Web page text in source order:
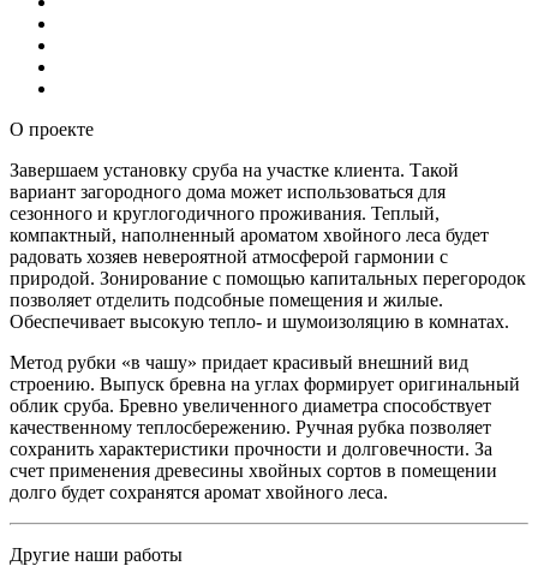
О проекте
Завершаем установку сруба на участке клиента. Такой
вариант загородного дома может использоваться для
сезонного и круглогодичного проживания. Теплый,
компактный, наполненный ароматом хвойного леса будет
радовать хозяев невероятной атмосферой гармонии с
природой. Зонирование с помощью капитальных перегородок
позволяет отделить подсобные помещения и жилые.
Обеспечивает высокую тепло- и шумоизоляцию в комнатах.
Метод рубки «в чашу» придает красивый внешний вид
строению. Выпуск бревна на углах формирует оригинальный
облик сруба. Бревно увеличенного диаметра способствует
качественному теплосбережению. Ручная рубка позволяет
сохранить характеристики прочности и долговечности. За
счет применения древесины хвойных сортов в помещении
долго будет сохранятся аромат хвойного леса.
Другие наши работы